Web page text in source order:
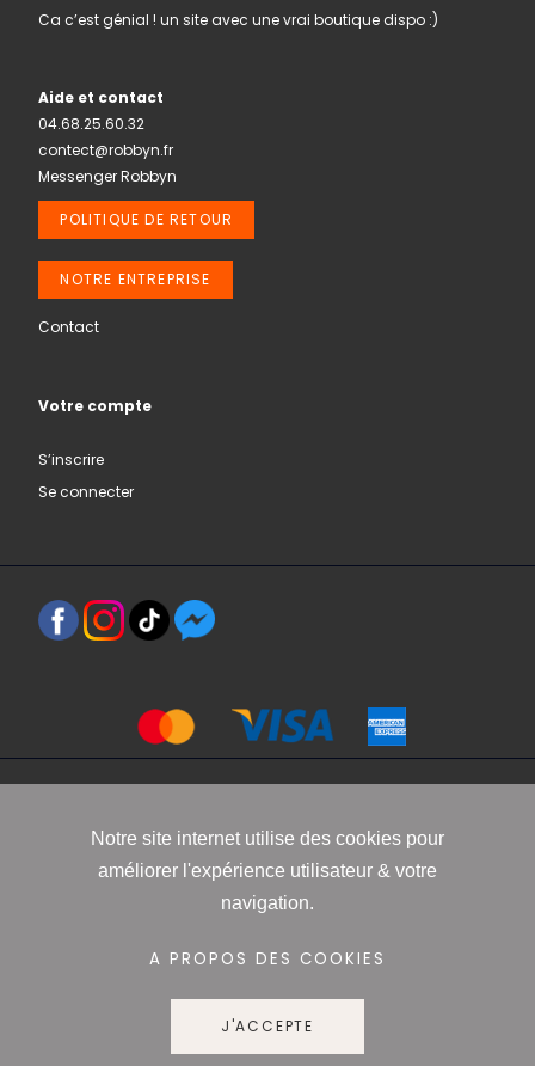
Ca c’est génial ! un site avec une vrai boutique dispo :)
Aide et contact
04.68.25.60.32
contect@robbyn.fr
Messenger Robbyn
POLITIQUE DE RETOUR
NOTRE ENTREPRISE
Contact
Votre compte
S’inscrire
Se connecter
Conditions générales de vente
confidentialité
Notre site internet utilise des cookies pour
améliorer l'expérience utilisateur & votre
navigation.
A PROPOS DES COOKIES
J'ACCEPTE